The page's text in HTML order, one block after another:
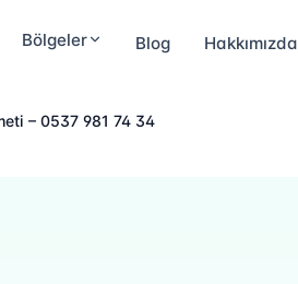
Bölgeler Blog Hakkımızda
– 0537 981 74 34